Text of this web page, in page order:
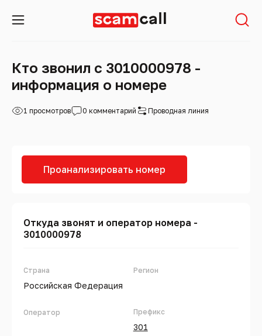
Кто звонил с 3010000978 -
информация о номере
1 просмотров 0 комментарий Проводная линия
Проанализировать номер
Откуда звонят и оператор номера -
3010000978
Страна
Российская Федерация
Оператор
Регион
Префикс
301